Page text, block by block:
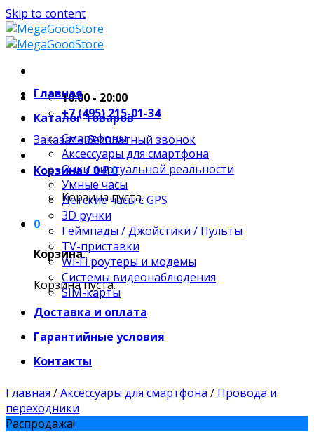
Skip to content
10:00 - 20:00
+7 (495) 215-01-34
Заказать бесплатный звонок
Корзина /0₽0
Корзина пуста.
0
Корзина
Корзина пуста.
Главная
Каталог товаров
Смартфоны
Аксессуары для смартфона
Очки виртуальной реальности
Умные часы
Детские часы с GPS
3D ручки
Геймпады / Джойстики / Пульты
TV-приставки
Wi-Fi роутеры и модемы
Системы видеонаблюдения
SIM-карты
Доставка и оплата
Гарантийные условия
Контакты
Главная /Аксессуары для смартфона / Провода и
переходники
Распродажа!